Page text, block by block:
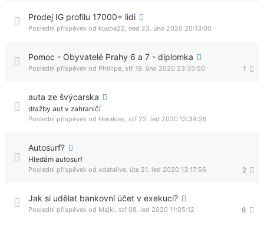
Prodej IG profilu 17000+ lidi
Poslední příspěvek od kuuba22, ned 23. úno 2020 20:13:00
Pomoc - Obyvatelé Prahy 6 a 7 - diplomka
1
Poslední příspěvek od Phillipe, stř 19. úno 2020 23:35:50
auta ze švýcarska
dražby aut v zahraničí
Poslední příspěvek od Herakles, stř 22. led 2020 13:34:26
Autosurf?
Hledám autosurf
2
Poslední příspěvek od xdatalive, úte 21. led 2020 13:17:56
Jak si udělat bankovní účet v exekuci?
8
Poslední příspěvek od Majki, stř 08. led 2020 11:05:12